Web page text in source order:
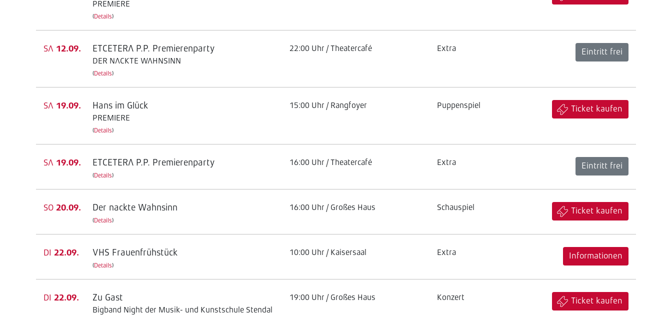
PREMIERE
(Details)
SA 12.09. ETCETERA P.P. Premierenparty
DER NACKTE WAHNSINN
(Details)
22:00 Uhr / Theatercafé Extra Eintritt frei
SA 19.09. Hans im Glück
PREMIERE
(Details)
15:00 Uhr / Rangfoyer Puppenspiel Ticket kaufen
SA 19.09. ETCETERA P.P. Premierenparty
(Details)
16:00 Uhr / Theatercafé Extra Eintritt frei
SO 20.09. Der nackte Wahnsinn
(Details)
16:00 Uhr / Großes Haus Schauspiel Ticket kaufen
DI 22.09. VHS Frauenfrühstück
(Details)
10:00 Uhr / Kaisersaal Extra Informationen
DI 22.09. Zu Gast
Bigband Night der Musik- und Kunstschule Stendal
19:00 Uhr / Großes Haus Konzert Ticket kaufen